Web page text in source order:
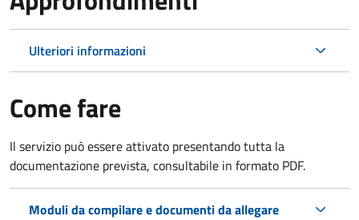
Ulteriori informazioni
Come fare
Il servizio può essere attivato presentando tutta la
documentazione prevista, consultabile in formato PDF.
Moduli da compilare e documenti da allegare